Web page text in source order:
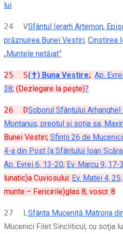
lui
24 VSfântul Ierarh Artemon,
prăznuirea Bunei Vestiri; Cinstirea
„Muntele netăiat”
25 S(✝) Buna Vestire; Ap.
38; (Dezlegare la pește)?
26 DSoborul Sfântului Arhanghel
Montanus, preotul şi soţia sa,
Bunei Vestiri; Sfinții 26 de
4-a din Post (a Sfântului Ioan
Ap. Evrei 6, 13-20; Ev. Marcu 9, 17-
lunatic)a Cuviosului: Ev. Matei 4,
munte – Fericirile)glas 8, voscr. 8
27 LSfânta Muceniță Matrona
Mucenici Filet Sincliticul, cu soţia